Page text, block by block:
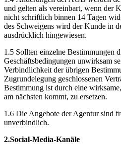
und gelten als vereinbart, wenn der
nicht schriftlich binnen 14 Tagen
des Schweigens wird der Kunde in
ausdrücklich hingewiesen.
1.5 Sollten einzelne Bestimmungen
Geschäftsbedingungen unwirksam
Verbindlichkeit der übrigen
Zugrundelegung geschlossenen
Bestimmung ist durch eine
am nächsten kommt, zu ersetzen.
1.6 Die Angebote der Agentur sind
unverbindlich.
2.Social-Media-Kanäle